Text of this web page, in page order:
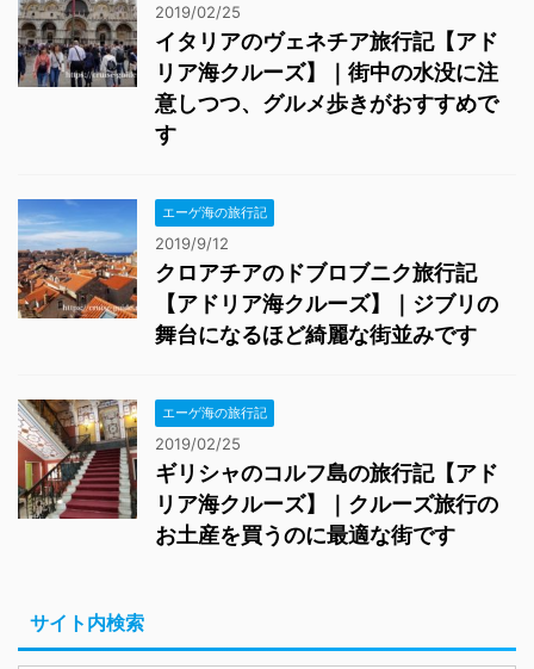
2019/02/25
イタリアのヴェネチア旅行記【アド
リア海クルーズ】｜街中の水没に注
意しつつ、グルメ歩きがおすすめで
す
エーゲ海の旅行記
2019/9/12
クロアチアのドブロブニク旅行記
【アドリア海クルーズ】｜ジブリの
舞台になるほど綺麗な街並みです
エーゲ海の旅行記
2019/02/25
ギリシャのコルフ島の旅行記【アド
リア海クルーズ】｜クルーズ旅行の
お土産を買うのに最適な街です
サイト内検索